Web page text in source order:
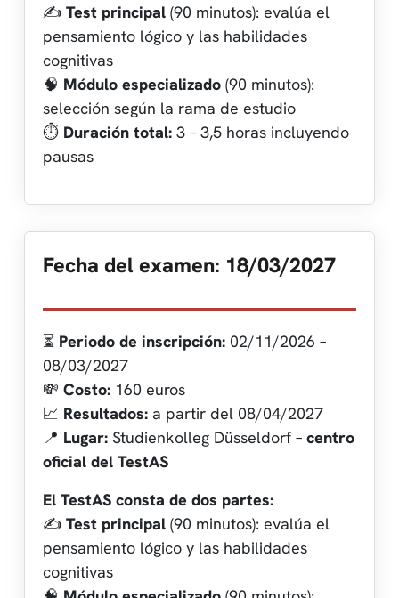
✍️ Test principal (90 minutos): evalúa el
pensamiento lógico y las habilidades
cognitivas
🧠 Módulo especializado (90 minutos):
selección según la rama de estudio
⏱️ Duración total: 3 – 3,5 horas incluyendo
pausas
Fecha del examen: 18/03/2027
⏳ Periodo de inscripción: 02/11/2026 –
08/03/2027
💸 Costo: 160 euros
📈 Resultados: a partir del 08/04/2027
📍 Lugar: Studienkolleg Düsseldorf – centro
oficial del TestAS
El TestAS consta de dos partes:
✍️ Test principal (90 minutos): evalúa el
pensamiento lógico y las habilidades
cognitivas